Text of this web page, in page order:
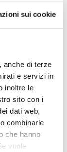
sui cookie
anche di terze
e servizi in
inoltre le
sito con i
dati web,
combinarle
che hanno
vuole
уровень
доступна в
в числе
до 120x278